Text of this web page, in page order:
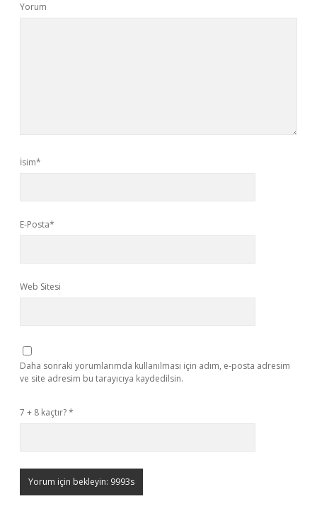
Yorum
İsim*
E-Posta*
Web Sitesi
Daha sonraki yorumlarımda kullanılması için adım, e-posta adresim
ve site adresim bu tarayıcıya kaydedilsin.
7 + 8 kaçtır?*